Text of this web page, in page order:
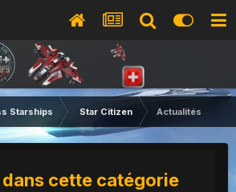
Starships Star Citizen Actualités
dans cette catégorie